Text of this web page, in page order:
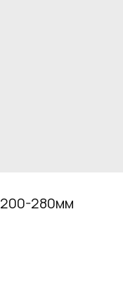
280мм